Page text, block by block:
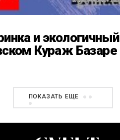
и экологичный
Кураж Базаре
ПОКАЗАТЬ ЕЩЕ